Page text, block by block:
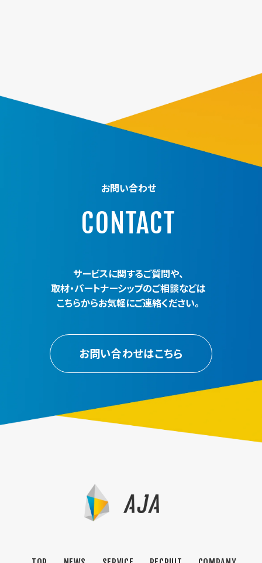
お問い合わせ
CONTACT
サービスに関するご質問や、
取材・パートナーシップのご相談などは
こちらからお気軽にご連絡ください。
お問い合わせはこちら